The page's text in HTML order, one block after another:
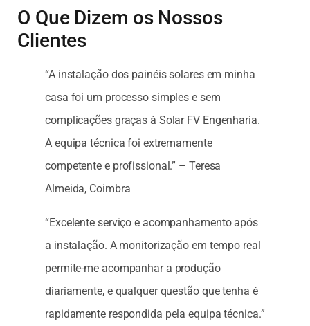
O Que Dizem os Nossos
Clientes
“A instalação dos painéis solares em minha
casa foi um processo simples e sem
complicações graças à Solar FV Engenharia.
A equipa técnica foi extremamente
competente e profissional.” – Teresa
Almeida, Coimbra
“Excelente serviço e acompanhamento após
a instalação. A monitorização em tempo real
permite-me acompanhar a produção
diariamente, e qualquer questão que tenha é
rapidamente respondida pela equipa técnica.”